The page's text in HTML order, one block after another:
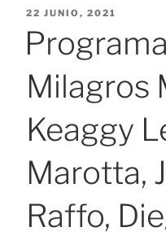
PUBLICADO
22 JUNIO, 2021
Milagros
Keaggy
Marotta,
Raffo,